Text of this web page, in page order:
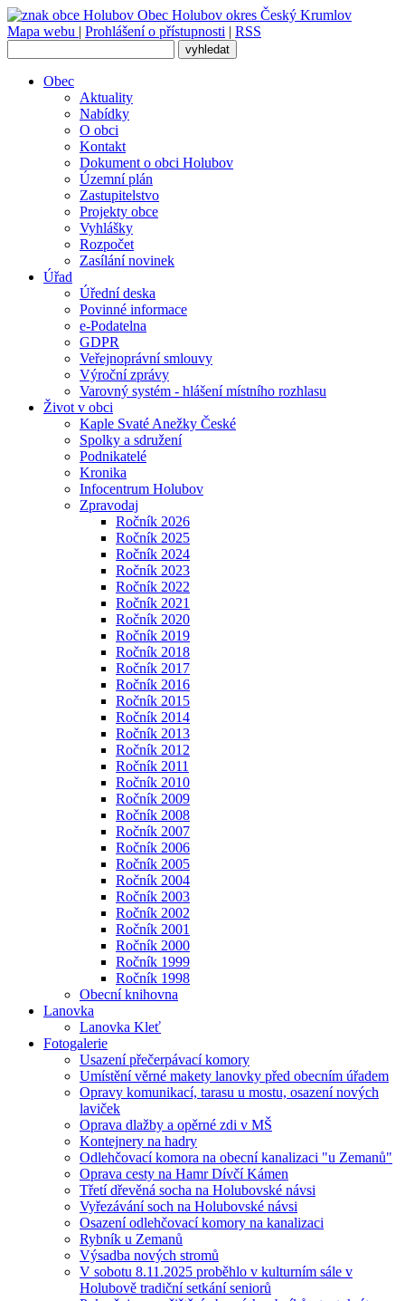
Obec Holubov okres Český Krumlov
Mapa webu | Prohlášení o přístupnosti | RSS
Obec
Aktuality
Nabídky
O obci
Kontakt
Dokument o obci Holubov
Územní plán
Zastupitelstvo
Projekty obce
Vyhlášky
Rozpočet
Zasílání novinek
Úřad
Úřední deska
Povinné informace
e-Podatelna
GDPR
Veřejnoprávní smlouvy
Výroční zprávy
Varovný systém - hlášení místního rozhlasu
Život v obci
Kaple Svaté Anežky České
Spolky a sdružení
Podnikatelé
Kronika
Infocentrum Holubov
Zpravodaj
Ročník 2026
Ročník 2025
Ročník 2024
Ročník 2023
Ročník 2022
Ročník 2021
Ročník 2020
Ročník 2019
Ročník 2018
Ročník 2017
Ročník 2016
Ročník 2015
Ročník 2014
Ročník 2013
Ročník 2012
Ročník 2011
Ročník 2010
Ročník 2009
Ročník 2008
Ročník 2007
Ročník 2006
Ročník 2005
Ročník 2004
Ročník 2003
Ročník 2002
Ročník 2001
Ročník 2000
Ročník 1999
Ročník 1998
Obecní knihovna
Lanovka
Lanovka Kleť
Fotogalerie
Usazení přečerpávací komory
Umístění věrné makety lanovky před obecním úřadem
Opravy komunikací, tarasu u mostu, osazení nových
laviček
Oprava dlažby a opěrné zdi v MŠ
Kontejnery na hadry
Odlehčovací komora na obecní kanalizaci "u Zemanů"
Oprava cesty na Hamr Dívčí Kámen
Třetí dřevěná socha na Holubovské návsi
Vyřezávání soch na Holubovské návsi
Osazení odlehčovací komory na kanalizaci
Rybník u Zemanů
Výsadba nových stromů
V sobotu 8.11.2025 proběhlo v kulturním sále v
Holubově tradiční setkání seniorů